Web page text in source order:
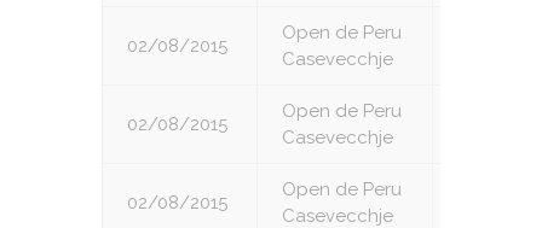
02/08/2015
Open de Peru
Casevecchje
02/08/2015
Open de Peru
Casevecchje
02/08/2015
Open de Peru
Casevecchje